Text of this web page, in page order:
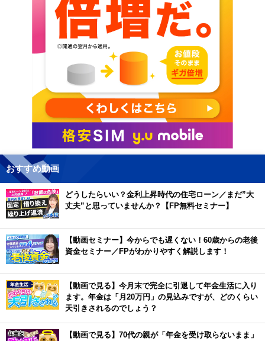
おすすめ動画
どうしたらいい？金利上昇時代の住宅ローン／まだ”大
丈夫”と思っていませんか？【FP無料セミナー】
【動画セミナー】今からでも遅くない！60歳からの老後
資金セミナー／FPがわかりやすく解説します！
【動画で見る】今月末で完全に引退して年金生活に入り
ます。年金は「月20万円」の見込みですが、どのくらい
天引きされるのでしょう？
【動画で見る】70代の親が「年金を受け取らないまま」